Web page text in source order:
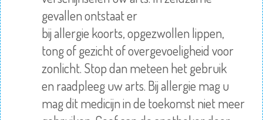
gevallen ontstaat er
bijallergie koorts,opgezwollen lippen,
tong of gezicht of overgevoeligheid voor
zonlicht. Stop dan meteen het gebruik
en raadpleeguw arts. Bijallergie mag u
mag dit medicijn in de toekomst niet meer